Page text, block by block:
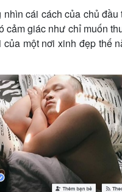
cái cách của chủ
cảm giác như chỉ muốn
một nơi xinh đẹp thế